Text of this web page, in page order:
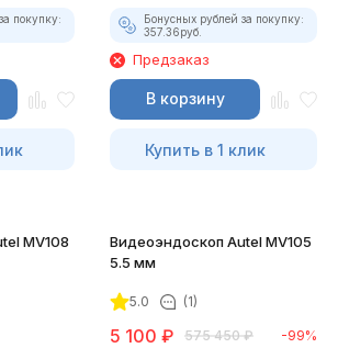
покупку:
Бонусных рублей за покупку:
357.36руб.
Предзаказ
В корзину
Купить в 1 клик
MV108
Видеоэндоскоп Autel MV105
5.5 мм
5.0 (1)
5 100 ₽ 575 450 ₽ -99%